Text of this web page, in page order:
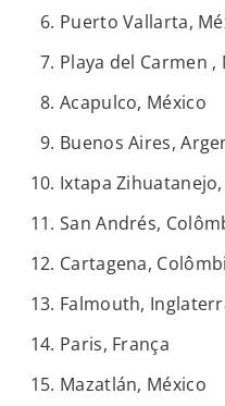
Puerto Vallarta,
Playa del Carmen ,
Acapulco, México
Buenos Aires,
Ixtapa
San Andrés,
Cartagena,
Falmouth,
Paris, França
Mazatlán, México